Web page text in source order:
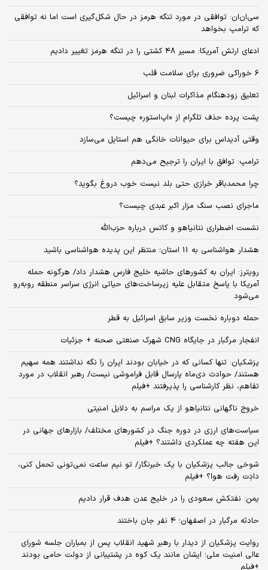
سی‌ان‌ان: توافقی در مورد تنگه هرمز در حال شکل‌گیری است اما نه توافقی
که ترامپ بخواهد
ادعای ارتش آمریکا: مسیر ۴۸ کشتی را در تنگه هرمز تغییر دادیم
6 خوراکی ضروری برای سلامت قلب
تعلیق زودهنگام مذاکرات لبنان و اسرائیل
پشت پرده حذف تلگرام از «اپ‌استور» چیست؟
وقتی آدیداس برای حیوانات خانگی هم استایل می‌سازد
ترامپ: توافق با ایران را ترجیح می‌دهم
چرا محمدباقر خرازی حتی بلد نیست خوب دروغ بگوید؟
ماجرای نصب سنگ مزار اکبر عبدی چیست؟
نشست اضطراری نتانیاهو و کاتس درباره حزب‌الله
هشدار هواشناسی به 11 استان؛ منتظر این پدیده هواشناسی باشید
رویترز: ایران به کشورهای حاشیه خلیج فارس هشدار داد/ هرگونه حمله
آمریکا با پاسخ متقابل علیه زیرساخت‌های حیاتی انرژی سراسر منطقه روبه‌رو
می‌شود
حمله دوباره نخست وزیر سابق اسرائیل به قطر
انفجار مرگبار در جایگاه CNG شهرک صنعتی صحنه + جزئیات
پزشکیان: تنها کسانی که در خیابان بودند ایران را نگه نداشتند همه سهیم
هستند/ حوادث دی‌ماه پارسال قابل فراموشی نیست/ رهبر انقلاب در مورد
تفاهم، نظر کارشناسی را پذیرفتند +فیلم
خروج ناگهانی نتانیاهو از یک مراسم به دلایل امنیتی
سیاست‌های ارزی در دوره جنگ در کشورهای مختلف/ بازارهای جهانی در
این هفته چه عملکردی داشتند؟ +فیلم
شوخی جالب پزشکیان با یک خبرنگار/ تو نیم ساعت نمی‌تونی تحمل کنی،
دادِت رفت هوا؟ +فیلم
یمن: نفتکش سعودی را در خلیج عدن هدف قرار دادیم
حادثه مرگبار در اصفهان؛ 4 نفر جان باختند
روایت پزشکیان از دیدار با رهبر شهید انقلاب پس از بمباران جلسه شورای
عالی امنیت ملی؛ ایشان مانند یک کوه در پشتیبانی از دولت حامی بودند
+فیلم